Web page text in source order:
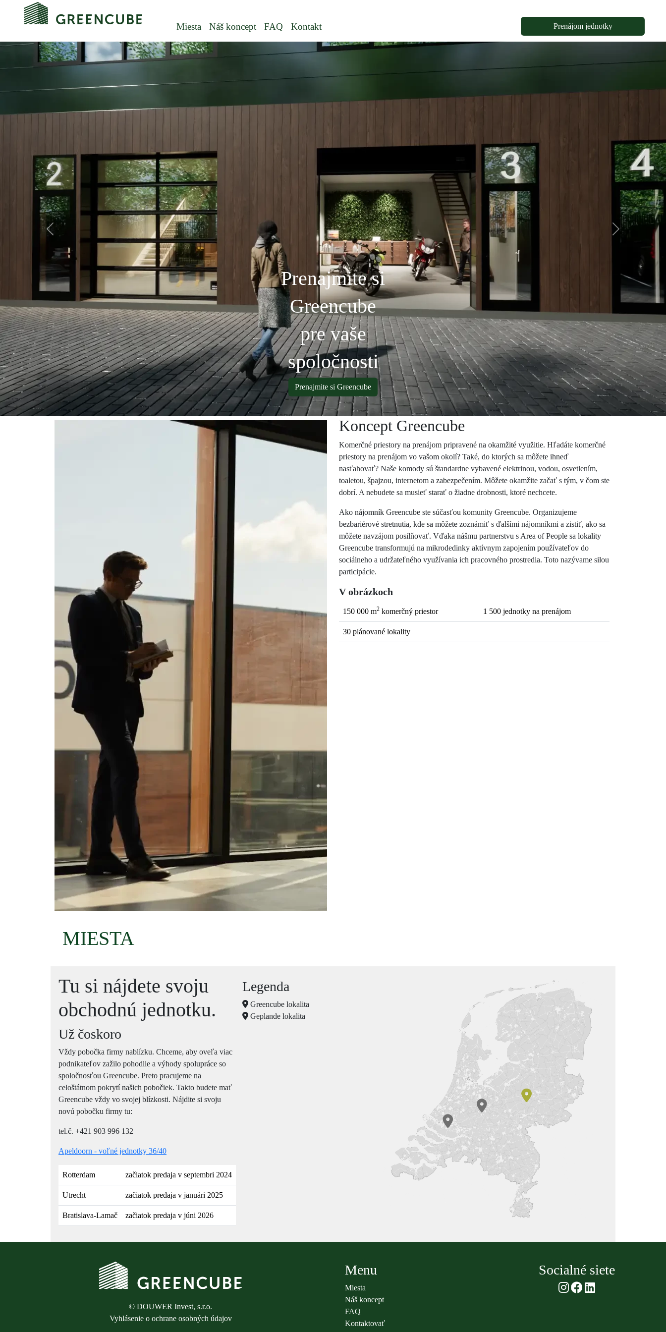
Miesta Náš koncept FAQ Kontakt Prenájom jednotky
Prenajmite si
Greencube
pre vaše
spoločnosti
Prenajmite si Greencube
Previous Next
Koncept Greencube
Komerčné priestory na prenájom pripravené na okamžité využitie. Hľadáte komerčné
priestory na prenájom vo vašom okolí? Také, do ktorých sa môžete ihneď
nasťahovať? Naše komody sú štandardne vybavené elektrinou, vodou, osvetlením,
toaletou, špajzou, internetom a zabezpečením. Môžete okamžite začať s tým, v čom ste
dobrí. A nebudete sa musieť starať o žiadne drobnosti, ktoré nechcete.
Ako nájomník Greencube ste súčasťou komunity Greencube. Organizujeme
bezbariérové stretnutia, kde sa môžete zoznámiť s ďalšími nájomníkmi a zistiť, ako sa
môžete navzájom posilňovať. Vďaka nášmu partnerstvu s Area of People sa lokality
Greencube transformujú na mikrodedinky aktívnym zapojením používateľov do
sociálneho a udržateľného využívania ich pracovného prostredia. Toto nazývame silou
participácie.
V obrázkoch
150 000 m2 komerčný priestor 1 500 jednotky na prenájom
30 plánované lokality
MIESTA
Tu si nájdete svoju
obchodnú jednotku.
Už čoskoro
Vždy pobočka firmy nablízku. Chceme, aby oveľa viac
podnikateľov zažilo pohodlie a výhody spolupráce so
spoločnosťou Greencube. Preto pracujeme na
celoštátnom pokrytí našich pobočiek. Takto budete mať
Greencube vždy vo svojej blízkosti. Nájdite si svoju
novú pobočku firmy tu:
tel.č. +421 903 996 132
Apeldoorn - voľné jednotky 36/40
Rotterdam začiatok predaja v septembri 2024
Utrecht začiatok predaja v januári 2025
Bratislava-Lamač začiatok predaja v júni 2026
Legenda
Greencube lokalita
Geplande lokalita
© DOUWER Invest, s.r.o.
Vyhlásenie o ochrane osobných údajov
Menu
Miesta
Náš koncept
FAQ
Kontaktovať
Socialné siete